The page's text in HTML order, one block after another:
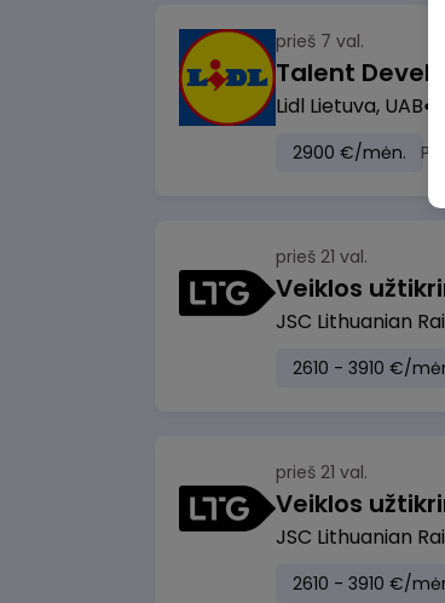
prieš 7 val.
Lidl Lietuva, UAB
2900 €/mėn.
prieš 21 val.
JSC Lithuanian
2610 - 3910 €/
prieš 21 val.
JSC Lithuanian
2610 - 3910 €/